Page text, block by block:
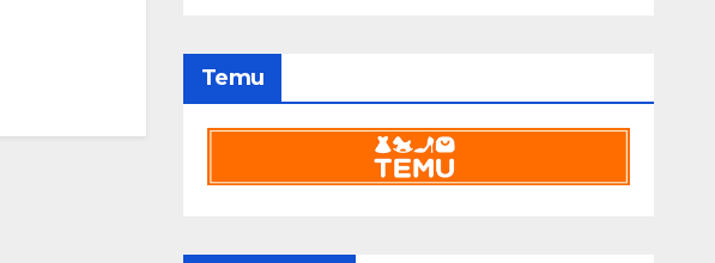
Temu